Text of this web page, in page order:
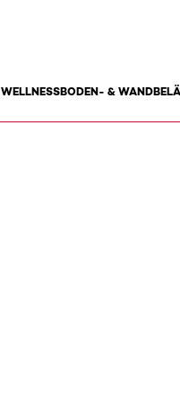
BODEN- &